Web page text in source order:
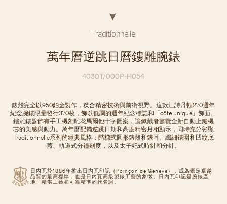
Traditionnelle
萬年曆逆跳日曆鏤雕腕錶
4030T/000P-H054
日內瓦於1886年推出日內瓦印記（Poinçon de Genève），成為鑑定卓越
品質的最高標準，也是日內瓦高級製錶工藝的象徵。日內瓦印記是腕錶產
地、精湛工藝和可靠精準的代名詞。
錶殼完全以950鉑金製作，糅合精密技術與前衛視野。這款江詩丹頓270週年
紀念腕錶限量發行370枚，飾以低調的週年紀念標誌和「côte unique」飾面。
鏤雕錶盤飾有手工機刻雕花馬爾他十字圖案，讓佩戴者盡覽全新自動上鏈機
芯的美感與動力。萬年曆配備逆跳日期和高度精密月相顯示，同時充分彰顯
Traditionnelle系列的經典風格：階梯式圓形錶殼和錶耳、纖細錶圈和凹紋底
蓋、軌道式分鐘刻度，以及太子妃式時針和分針。